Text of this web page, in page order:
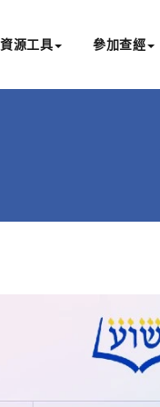
源工具 參加查經